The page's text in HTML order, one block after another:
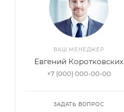
ВАШ МЕНЕДЖЕР
Евгений Коротковских
+7 (000) 000-00-00
ЗАДАТЬ ВОПРОС